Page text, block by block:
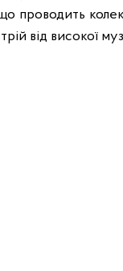
проводить
від високої